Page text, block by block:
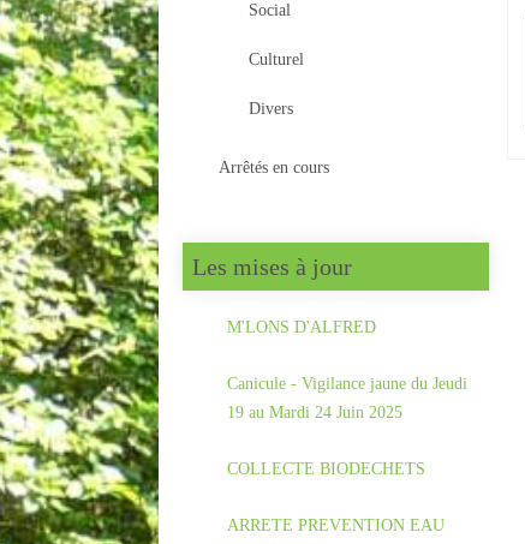
Social
Culturel
Divers
Arrêtés en cours
Les mises à jour
M'LONS D'ALFRED
Canicule - Vigilance jaune du Jeudi
19 au Mardi 24 Juin 2025
COLLECTE BIODECHETS
ARRETE PREVENTION EAU